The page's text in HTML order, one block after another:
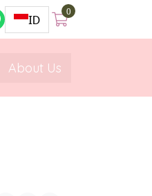
ID
0
About Us